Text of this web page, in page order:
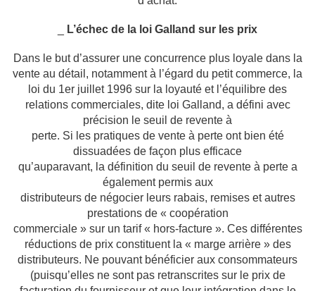
L’échec de la loi Galland sur les prix
Dans le but d’assurer une concurrence plus loyale dans la
vente au détail, notamment à l’égard du petit commerce, la
loi du 1er juillet 1996 sur la loyauté et l’équilibre des
relations commerciales, dite loi Galland, a défini avec
précision le seuil de revente à
perte. Si les pratiques de vente à perte ont bien été
dissuadées de façon plus efficace
qu’auparavant, la définition du seuil de revente à perte a
également permis aux
distributeurs de négocier leurs rabais, remises et autres
prestations de « coopération
commerciale » sur un tarif « hors-facture ». Ces différentes
réductions de prix constituent la « marge arrière » des
distributeurs. Ne pouvant bénéficier aux consommateurs
(puisqu’elles ne sont pas retranscrites sur le prix de